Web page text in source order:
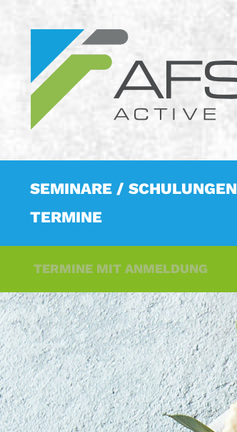
SEMINARE / SCHULUNGEN
TERMINE
TERMINE MIT ANMELDUNG